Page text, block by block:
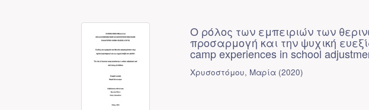
Ο ρόλος των εμπειριών των
προσαρμογή και την ψυχική
camp experiences in school
Χρυσοστόμου, Μαρία (2020)